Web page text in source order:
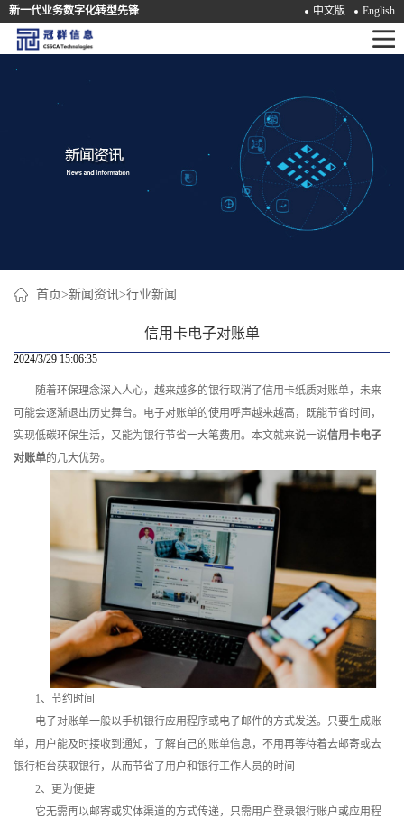
新一代业务数字化转型先锋 中文版 English
首
首页>新闻资讯>行业新闻
信用卡电子对账单
2024/3/29 15:06:35
随着环保理念深入人心，越来越多的银行取消了信用卡纸质对账单，未来
可能会逐渐退出历史舞台。电子对账单的使用呼声越来越高，既能节省时间，
实现低碳环保生活，又能为银行节省一大笔费用。本文就来说一说信用卡电子
对账单的几大优势。
1、节约时间
电子对账单一般以手机银行应用程序或电子邮件的方式发送。只要生成账
单，用户能及时接收到通知，了解自己的账单信息，不用再等待着去邮寄或去
银行柜台获取银行，从而节省了用户和银行工作人员的时间
2、更为便捷
它无需再以邮寄或实体渠道的方式传递，只需用户登录银行账户或应用程